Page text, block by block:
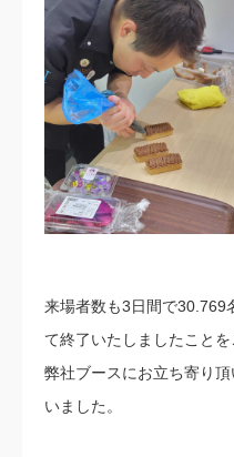
来場者数も3日間で30.769
て終了いたしましたことを
弊社ブースにお立ち寄り
いました⁠。